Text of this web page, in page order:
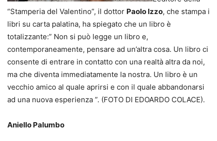
“Stamperia del Valentino”, il dottor Paolo Izzo, che stampa i
libri su carta palatina, ha spiegato che un libro è
totalizzante:” Non si può legge un libro e,
contemporaneamente, pensare ad un’altra cosa. Un libro ci
consente di entrare in contatto con una realtà altra da noi,
ma che diventa immediatamente la nostra. Un libro è un
vecchio amico al quale aprirsi e con il quale abbandonarsi
ad una nuova esperienza ”. (FOTO DI EDOARDO COLACE).
Aniello Palumbo